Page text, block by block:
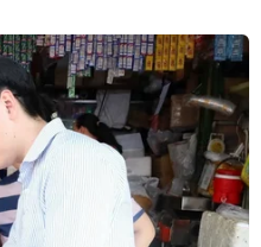
thông
ở Lào